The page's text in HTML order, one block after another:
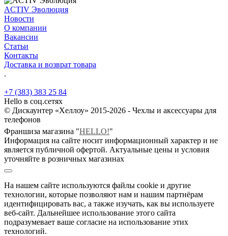
ACTIV Эволюция
Новости
О компании
Вакансии
Статьи
Контакты
Доставка и возврат товара
.
+7 (383) 383 25 84
Hello в соц.сетях
© Дискаунтер «Хеллоу» 2015-2026 - Чехлы и аксессуары для
телефонов
Франшиза магазина "HELLO!"
Информация на сайте носит информационный характер и не
является публичной офертой. Актуальные цены и условия
уточняйте в розничных магазинах
На нашем сайте используются файлы cookie и другие
технологии, которые позволяют нам и нашим партнёрам
идентифицировать вас, а также изучать, как вы используете
веб-сайт. Дальнейшее использование этого сайта
подразумевает ваше согласие на использование этих
технологий.